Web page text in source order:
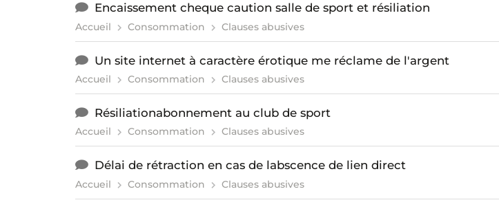
Encaissement cheque caution salle de sport et résiliation
Accueil Consommation Clauses abusives
Un site internet à caractère érotique me réclame de l'argent
Accueil Consommation Clauses abusives
Résiliationabonnement au club de sport
Accueil Consommation Clauses abusives
Délai de rétraction en cas de labscence de lien direct
Accueil Consommation Clauses abusives